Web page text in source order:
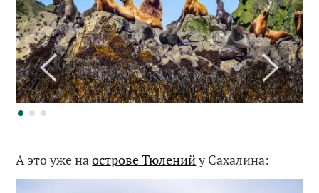
А это уже наострове Тюленийу Сахалина: